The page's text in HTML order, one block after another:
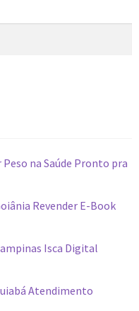
na Saúde Pronto pra
Revender E-Book
Isca Digital
Atendimento